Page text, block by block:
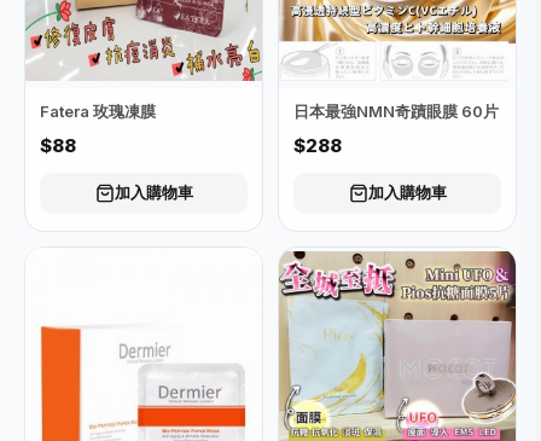
Fatera 玫瑰凍膜
$88
加入購物車
日本最強NMN奇蹟眼膜 60片
$288
加入購物車